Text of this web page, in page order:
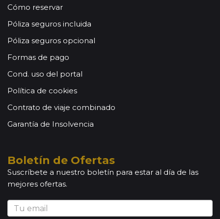
Cómo reservar
Póliza seguros incluida
Póliza seguros opcional
Formas de pago
Cond. uso del portal
Política de cookies
Contrato de viaje combinado
Garantía de Insolvencia
Boletín de Ofertas
Suscríbete a nuestro boletín para estar al día de las
mejores ofertas.